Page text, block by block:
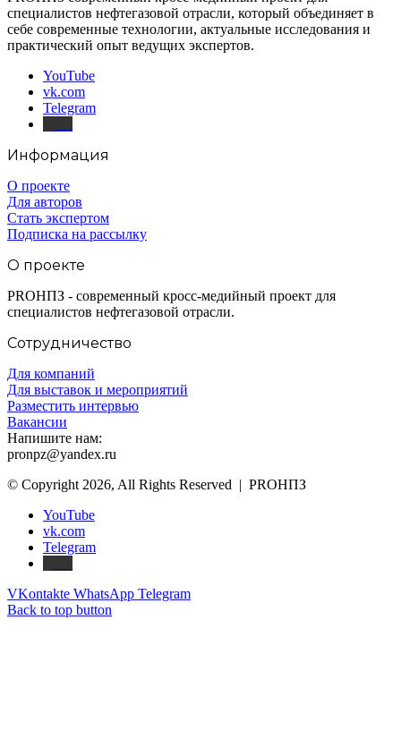
специалистов нефтегазовой отрасли, который объединяет в
себе современные технологии, актуальные исследования и
практический опыт ведущих экспертов.
YouTube
vk.com
Telegram
Информация
О проекте
Для авторов
Стать экспертом
Подписка на рассылку
О проекте
PROНПЗ - современный кросс-медийный проект для
специалистов нефтегазовой отрасли.
Сотрудничество
Для компаний
Для выставок и мероприятий
Разместить интервью
Вакансии
Напишите нам:
pronpz@yandex.ru
© Copyright 2026, All Rights Reserved | PROНПЗ
YouTube
vk.com
Telegram
VKontakte WhatsApp Telegram
Back to top button